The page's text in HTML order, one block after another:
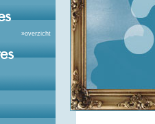
»overzicht